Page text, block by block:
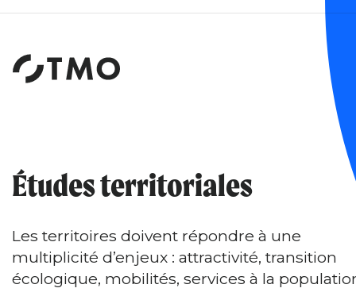
Institut
de
sondages
Études territoriales
Les territoires doivent répondre à une
multiplicité d’enjeux : attractivité, transition
écologique, mobilités, services à la